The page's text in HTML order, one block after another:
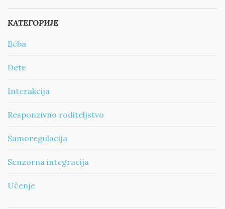
КАТЕГОРИЈЕ
Beba
Dete
Interakcija
Responzivno roditeljstvo
Samoregulacija
Senzorna integracija
Učenje